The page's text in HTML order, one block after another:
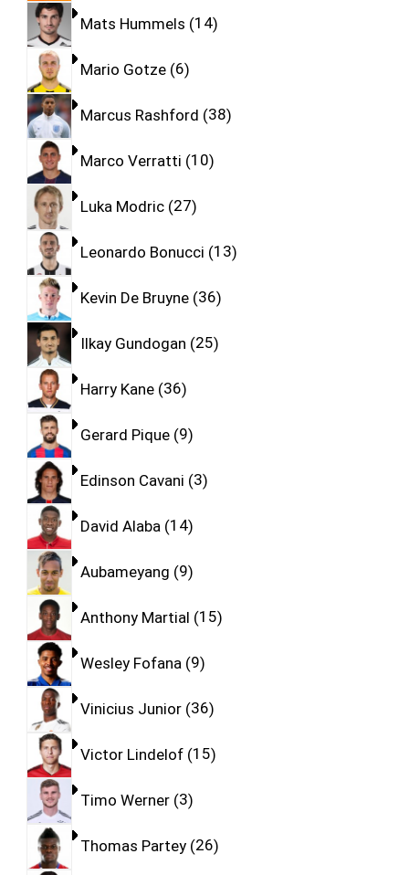
Mats Hummels 14
Mario Gotze 6
Marcus Rashford 38
Marco Verratti 10
Luka Modric 27
Leonardo Bonucci 13
Kevin De Bruyne 36
Ilkay Gundogan 25
Harry Kane 36
Gerard Pique 9
Edinson Cavani 3
David Alaba 14
Aubameyang 9
Anthony Martial 15
Wesley Fofana 9
Vinicius Junior 36
Victor Lindelof 15
Timo Werner 3
Thomas Partey 26